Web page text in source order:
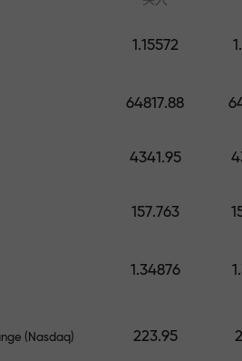
，并保证6个月
—您的资金受到
倍的奖金。
越大，倍数越
物大奖
—
的利润
1.15572
64817.88
4341.95
157.763
1.34876
(Nasdaq)
223.95
从零开始学习交